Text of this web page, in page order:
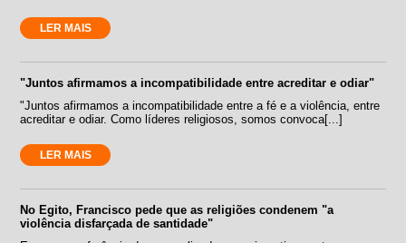
LER MAIS
"Juntos afirmamos a incompatibilidade entre acreditar e odiar"
"Juntos afirmamos a incompatibilidade entre a fé e a violência, entre
acreditar e odiar. Como líderes religiosos, somos convoca[...]
LER MAIS
No Egito, Francisco pede que as religiões condenem "a
violência disfarçada de santidade"